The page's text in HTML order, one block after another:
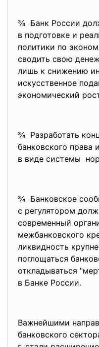
¾ Банк России
в подготовке и
политики по
сводить свою
лишь к снижению
искусственное
экономический
¾ Разработать
банковского права
в виде системы
¾ Банковское
с регулятором
современный
межбанковского
ликвидность
поглощаться
откладываться
в Банке России.
Важнейшими
банковского